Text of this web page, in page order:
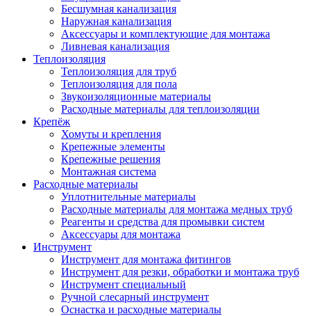
Бесшумная канализация
Наружная канализация
Аксессуары и комплектующие для монтажа
Ливневая канализация
Теплоизоляция
Теплоизоляция для труб
Теплоизоляция для пола
Звукоизоляционные материалы
Расходные материалы для теплоизоляции
Крепёж
Хомуты и крепления
Крепежные элементы
Крепежные решения
Монтажная система
Расходные материалы
Уплотнительные материалы
Расходные материалы для монтажа медных труб
Реагенты и средства для промывки систем
Аксессуары для монтажа
Инструмент
Инструмент для монтажа фитингов
Инструмент для резки, обработки и монтажа труб
Инструмент специальный
Ручной слесарный инструмент
Оснастка и расходные материалы